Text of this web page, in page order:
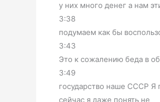
у них много денег а нам
3:38
подумаем как бы
3:43
Это к сожалению беда в
3:49
государство наше СССР Я
сейчас я даже понять не